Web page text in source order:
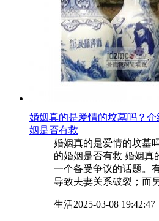
婚姻真的是爱情的坟墓吗？
姻是否有救
婚姻真的是爱情的坟墓
的婚姻是否有救 婚姻真
一个备受争议的话题。
导致夫妻关系破裂；而
生活2025-03-08 19:42:47